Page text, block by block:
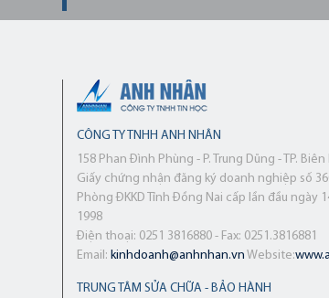
CÔNG TY TNHH ANH NHÂN
158 Phan Đình Phùng - P. Trung Dũng - TP.
Giấy chứng nhận đăng ký doanh nghiệp số
Phòng ĐKKD Tỉnh Đồng Nai cấp lần đầu ngày
1998
Điện thoại: 0251 3816880 - Fax: 0251.3816881
Email: kinhdoanh@anhnhan.vn Website:
TRUNG TÂM SỬA CHỮA - BẢO HÀNH